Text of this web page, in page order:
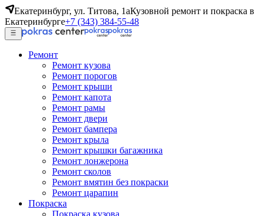
Екатеринбург, ул. Титова, 1аКузовной ремонт и покраска в
Екатеринбурге+7 (343) 384-55-48
Ремонт
Ремонт кузова
Ремонт порогов
Ремонт крыши
Ремонт капота
Ремонт рамы
Ремонт двери
Ремонт бампера
Ремонт крыла
Ремонт крышки багажника
Ремонт лонжерона
Ремонт сколов
Ремонт вмятин без покраски
Ремонт царапин
Покраска